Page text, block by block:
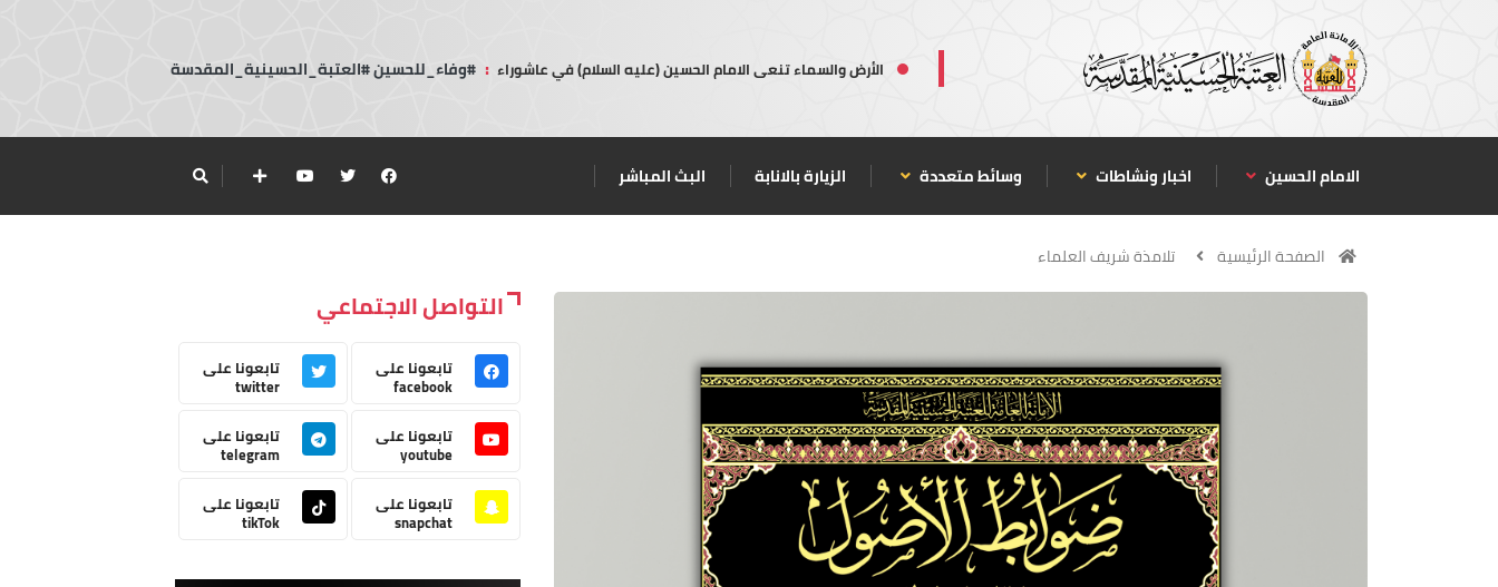
الأرض والسماء تنعى الامام الحسين (عليه السلام) في عاشوراء : #وفاء_للحسين #العتبة_الحسينية_المقدسة
الامام الحسين اخبار ونشاطات وسائط متعددة الزيارة بالانابة البث المباشر
الصفحة الرئيسية تلامذة شريف العلماء
التواصل الاجتماعي
تابعونا على
facebook
تابعونا على
twitter
تابعونا على
youtube
تابعونا على
telegram
تابعونا على
snapchat
تابعونا على
tikTok